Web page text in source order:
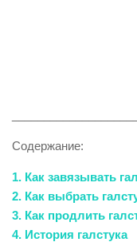
Содержание:
1. Как завязывать
2. Как выбрать
3. Как продлить
4. История галстука